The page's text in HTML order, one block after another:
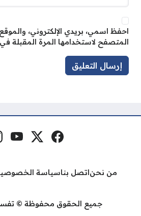
احفظ اسمي، بريدي الإلكتروني،
المتصفح لاستخدامها المرة المقبلة
مواقع فيسبوكمنصة إكس
من نحناتصل بناسياسة
جميع الحقوق محفوظة © تفسير